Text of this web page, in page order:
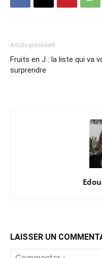
Article précédent
Fruits en J : la liste qui va
surprendre
LAISSER UN